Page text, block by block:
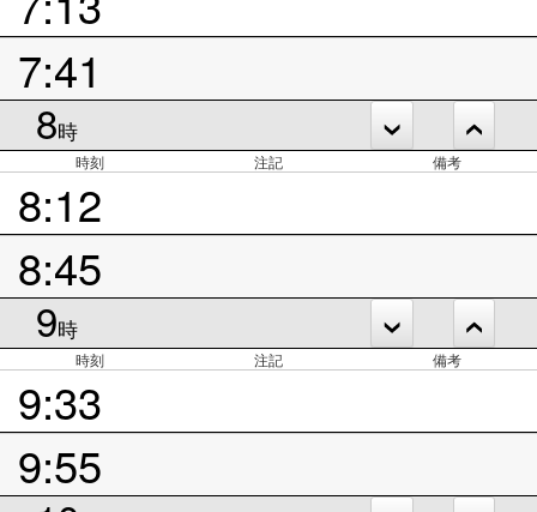
7:41
8時
時刻 注記 備考
8:12
8:45
9時
時刻 注記 備考
9:33
9:55